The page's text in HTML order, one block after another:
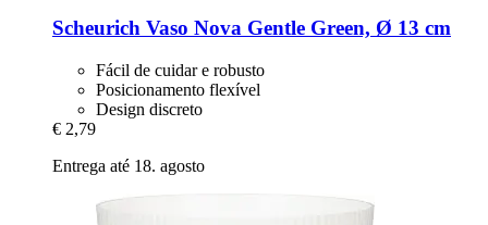
Scheurich Vaso Nova Gentle Green, Ø 13 cm
Fácil de cuidar e robusto
Posicionamento flexível
Design discreto
€ 2,79
Entrega até 18. agosto